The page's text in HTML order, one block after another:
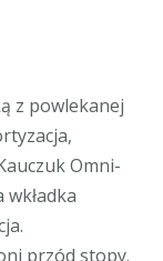
z powlekanej
Omni-
przód stopy.